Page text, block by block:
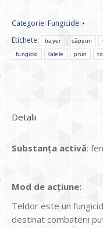
Categorie: Fungicide
Etichete:
bayer căpșun
fungicid lalele prun
Detalii
Substanţa activă:
Mod de acţiune:
Teldor este un
destinat combaterii